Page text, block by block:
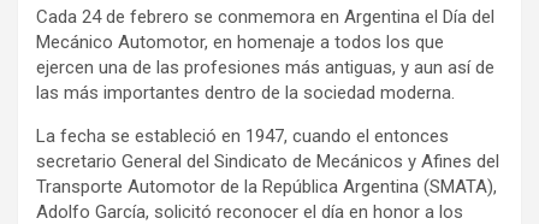
Cada 24 de febrero se conmemora en Argentina el Día del
Mecánico Automotor, en homenaje a todos los que
ejercen una de las profesiones más antiguas, y aun así de
las más importantes dentro de la sociedad moderna.
La fecha se estableció en 1947, cuando el entonces
secretario General del Sindicato de Mecánicos y Afines del
Transporte Automotor de la República Argentina (SMATA),
Adolfo García, solicitó reconocer el día en honor a los